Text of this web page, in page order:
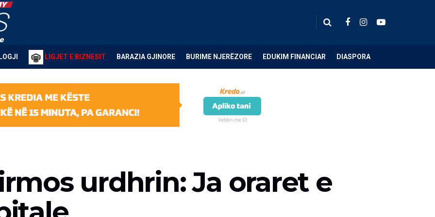
LIGJET E BIZNESIT BARAZIA GJINORE BURIME NJERËZORE EDUKIM FINANCIAR DIASPORA
urdhrin: Ja oraret e